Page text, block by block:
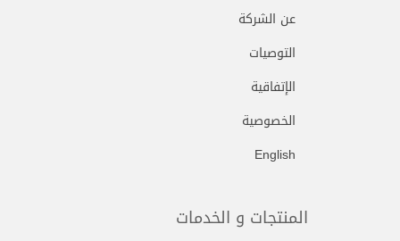
عن الشركة
التوصيات
الإتفاقية
الخصوصية
English
المنتجات و الخدمات